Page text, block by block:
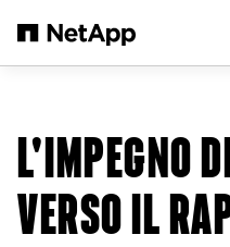
L'IMPEGNO
VERSO IL